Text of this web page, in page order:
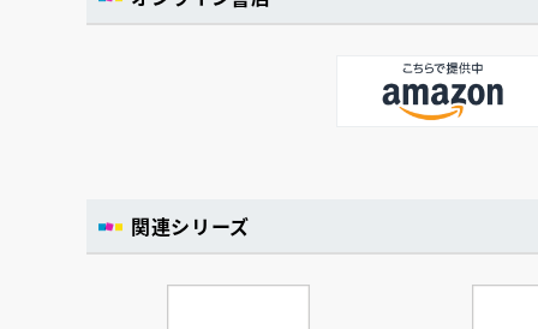
関連シリーズ